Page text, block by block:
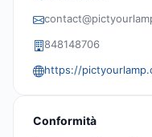
848148706
https://
Conformità